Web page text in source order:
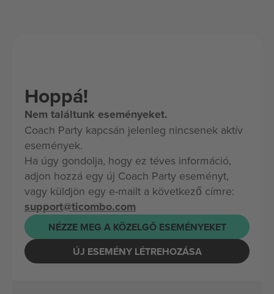
Hoppá!
Nem találtunk eseményeket.
Coach Party kapcsán jelenleg nincsenek aktív
események.
Ha úgy gondolja, hogy ez téves információ,
adjon hozzá egy új Coach Party eseményt,
vagy küldjön egy e-mailt a következő címre:
support@ticombo.com
NÉZZE MEG A KÖZELGŐ ESEMÉNYEKET
ÚJ ESEMÉNY LÉTREHOZÁSA